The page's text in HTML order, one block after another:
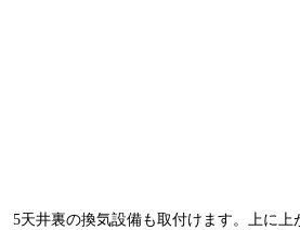
5天井裏の換気設備も取付けます。上に